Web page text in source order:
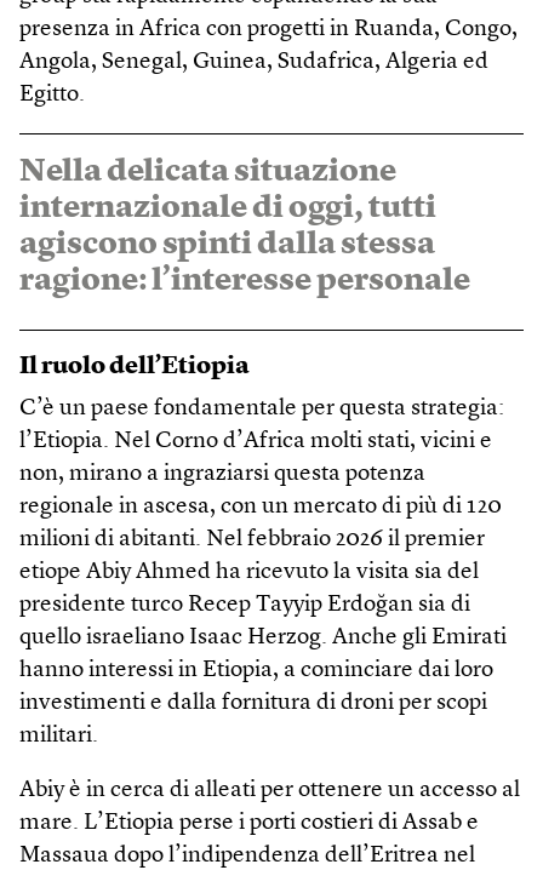
presenza in Africa con progetti in Ruanda, Congo,
Angola, Senegal, Guinea, Sudafrica, Algeria ed
Egitto.
Nella delicata situazione
internazionale di oggi, tutti
agiscono spinti dalla stessa
ragione: l’interesse personale
Il ruolo dell’Etiopia
C’è un paese fondamentale per questa strategia:
l’Etiopia. Nel Corno d’Africa molti stati, vicini e
non, mirano a ingraziarsi questa potenza
regionale in ascesa, con un mercato di più di 120
milioni di abitanti. Nel febbraio 2026 il premier
etiope Abiy Ahmed ha ricevuto la visita sia del
presidente turco Recep Tayyip Erdoğan sia di
quello israeliano Isaac Herzog. Anche gli Emirati
hanno interessi in Etiopia, a cominciare dai loro
investimenti e dalla fornitura di droni per scopi
militari.
Abiy è in cerca di alleati per ottenere un accesso al
mare. L’Etiopia perse i porti costieri di Assab e
Massaua dopo l’indipendenza dell’Eritrea nel